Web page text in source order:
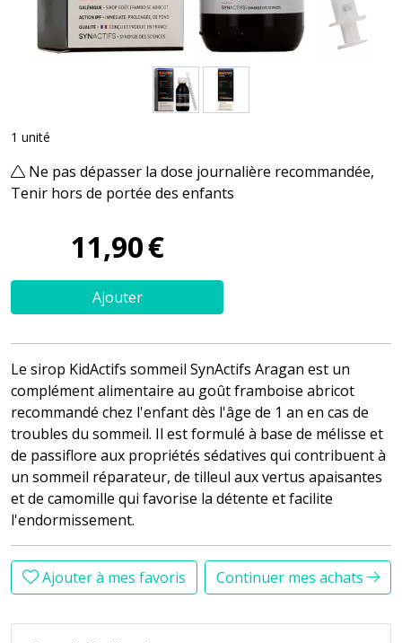
1 unité
Ne pas dépasser la dose journalière recommandée,
Tenir hors de portée des enfants
11,90€
Ajouter
Le sirop KidActifs sommeil SynActifs Aragan est un
complément alimentaire au goût framboise abricot
recommandé chez l'enfant dès l'âge de 1 an en cas de
troubles du sommeil. Il est formulé à base de mélisse et
de passiflore aux propriétés sédatives qui contribuent à
un sommeil réparateur, de tilleul aux vertus apaisantes
et de camomille qui favorise la détente et facilite
l'endormissement.
Ajouter à mes favoris Continuer mes achats